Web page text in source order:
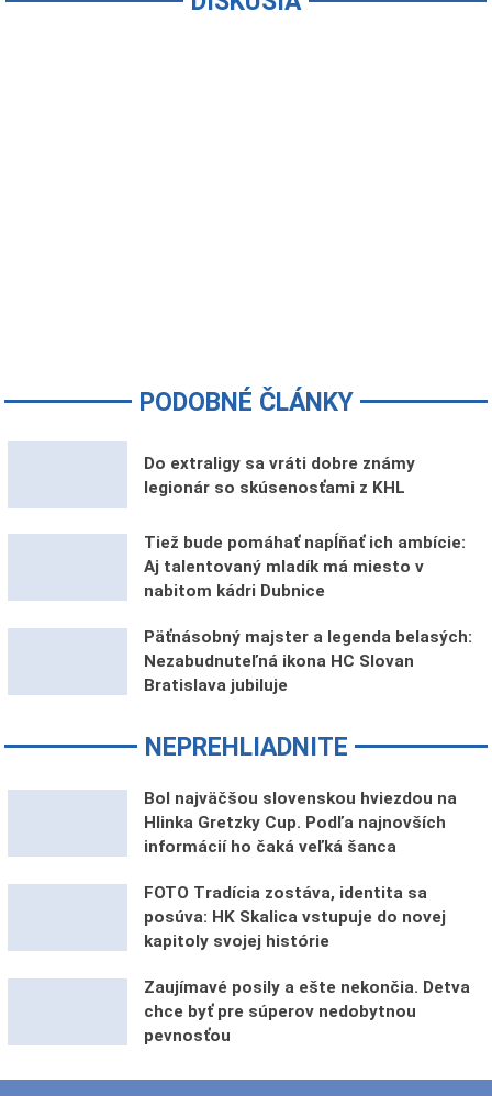
PODOBNÉ ČLÁNKY
Do extraligy sa vráti dobre známy
legionár so skúsenosťami z KHL
Tiež bude pomáhať napĺňať ich ambície:
Aj talentovaný mladík má miesto v
nabitom kádri Dubnice
Päťnásobný majster a legenda belasých:
Nezabudnuteľná ikona HC Slovan
Bratislava jubiluje
NEPREHLIADNITE
Bol najväčšou slovenskou hviezdou na
Hlinka Gretzky Cup. Podľa najnovších
informácií ho čaká veľká šanca
FOTO Tradícia zostáva, identita sa
posúva: HK Skalica vstupuje do novej
kapitoly svojej histórie
Zaujímavé posily a ešte nekončia. Detva
chce byť pre súperov nedobytnou
pevnosťou